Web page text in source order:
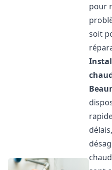
pour
soit